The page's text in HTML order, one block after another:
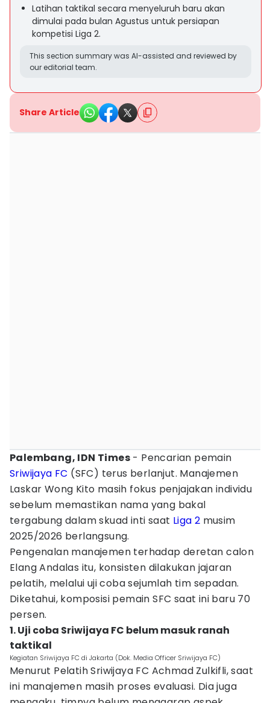
Latihan taktikal secara menyeluruh baru akan
dimulai pada bulan Agustus untuk persiapan
kompetisi Liga 2.
This section summary was AI-assisted and reviewed by
our editorial team.
Share Article
Palembang, IDN Times - Pencarian pemain
Sriwijaya FC (SFC) terus berlanjut. Manajemen
Laskar Wong Kito masih fokus penjajakan individu
sebelum memastikan nama yang bakal
tergabung dalam skuad inti saat Liga 2 musim
2025/2026 berlangsung.
Pengenalan manajemen terhadap deretan calon
Elang Andalas itu, konsisten dilakukan jajaran
pelatih, melalui uji coba sejumlah tim sepadan.
Diketahui, komposisi pemain SFC saat ini baru 70
persen.
1. Uji coba Sriwijaya FC belum masuk ranah
taktikal
Kegiatan Sriwijaya FC di Jakarta (Dok. Media Officer Sriwijaya FC)
Menurut Pelatih Sriwijaya FC Achmad Zulkifli, saat
ini manajemen masih proses evaluasi. Dia juga